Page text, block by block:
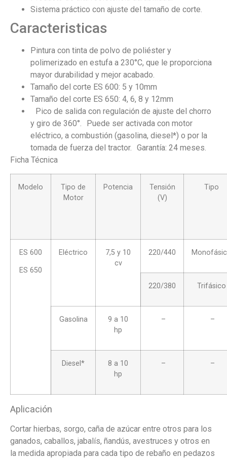
Sistema práctico con ajuste del tamaño de corte.
Caracteristicas
Pintura con tinta de polvo de poliéster y
polimerizado en estufa a 230°C, que le proporciona
mayor durabilidad y mejor acabado.
Tamaño del corte ES 600: 5 y 10mm
Tamaño del corte ES 650: 4, 6, 8 y 12mm
Pico de salida con regulación de ajuste del chorro
y giro de 360°. Puede ser activada con motor
eléctrico, a combustión (gasolina, diesel*) o por la
tomada de fuerza del tractor. Garantía: 24 meses.
Ficha Técnica
Modelo
Tipo de
Motor
Potencia
Tensión
(V)
Tipo
ES 600
ES 650
Eléctrico
7,5 y 10
cv
220/440
220/380 Trifásico
Gasolina
9 a 10
hp
– –
Diesel*
8 a 10
hp
– –
Aplicación
Cortar hierbas, sorgo, caña de azúcar entre otros para los
ganados, caballos, jabalís, ñandús, avestruces y otros en
la medida apropiada para cada tipo de rebaño en pedazos